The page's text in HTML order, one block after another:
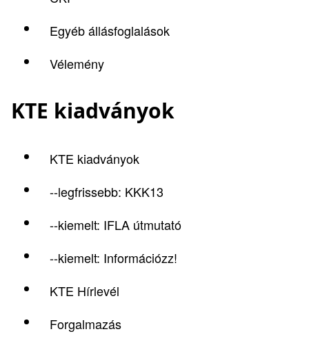
Egyéb állásfoglalások
Vélemény
KTE kiadványok
KTE kiadványok
--legfrissebb: KKK13
--kiemelt: IFLA útmutató
--kiemelt: Információzz!
KTE Hírlevél
Forgalmazás